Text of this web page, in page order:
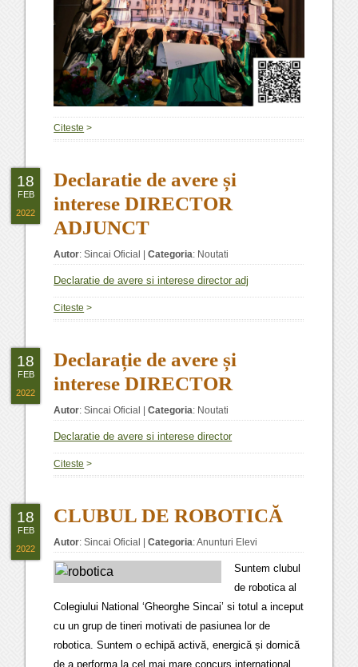
Citeste >
Declaratie de avere și
interese DIRECTOR
ADJUNCT
Autor:Sincai Oficial |Categoria: Noutati
Declaratie de avere si interese director adj
Citeste >
18
FEB
2022
Declarație de avere și
interese DIRECTOR
Autor:Sincai Oficial |Categoria: Noutati
Declaratie de avere si interese director
Citeste >
18
FEB
2022
CLUBUL DE ROBOTICĂ
Autor:Sincai Oficial |Categoria:Anunturi Elevi
Suntem clubul
de robotica al
Colegiului National ‘Gheorghe Sincai’ si totul a inceput
cu un grup de tineri motivati de pasiunea lor de
robotica. Suntem o echipă activă, energică și dornică
de a performa la cel mai mare concurs internațional
18
FEB
2022